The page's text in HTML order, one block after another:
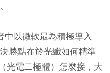
中以微軟最為積極導入
勝點在於光纖如何精準
光電二極體）怎麼接，大